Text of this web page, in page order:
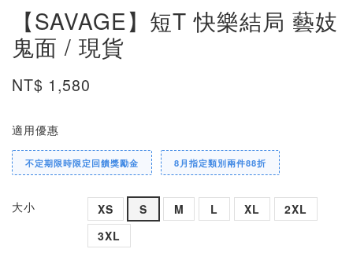
【SAVAGE】短T 快樂結局 藝妓
鬼面 / 現貨
NT$ 1,580
適用優惠
不定期限時限定回饋獎勵金 8月指定類別兩件88折
大小 XS S M L XL
2XL
3XL